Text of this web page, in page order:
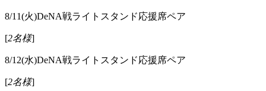
8/11(火)DeNA戦ライトスタンド応援席ペア
[2名様]
8/12(水)DeNA戦ライトスタンド応援席ペア
[2名様]